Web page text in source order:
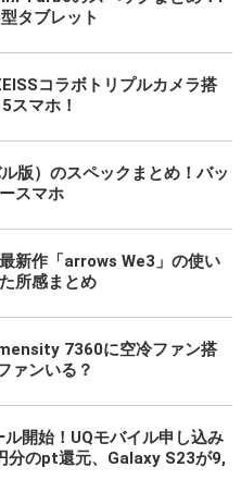
タブレット
コラボトリプルカメラ搭
スマホ！
版）のスペックまとめ！バッ
スマホ
新作「arrows We3」の使い
所感まとめ
7360に空冷ファン搭
ァンいる？
開始！UQモバイル申し込み
分のpt還元、Galaxy S23が9,